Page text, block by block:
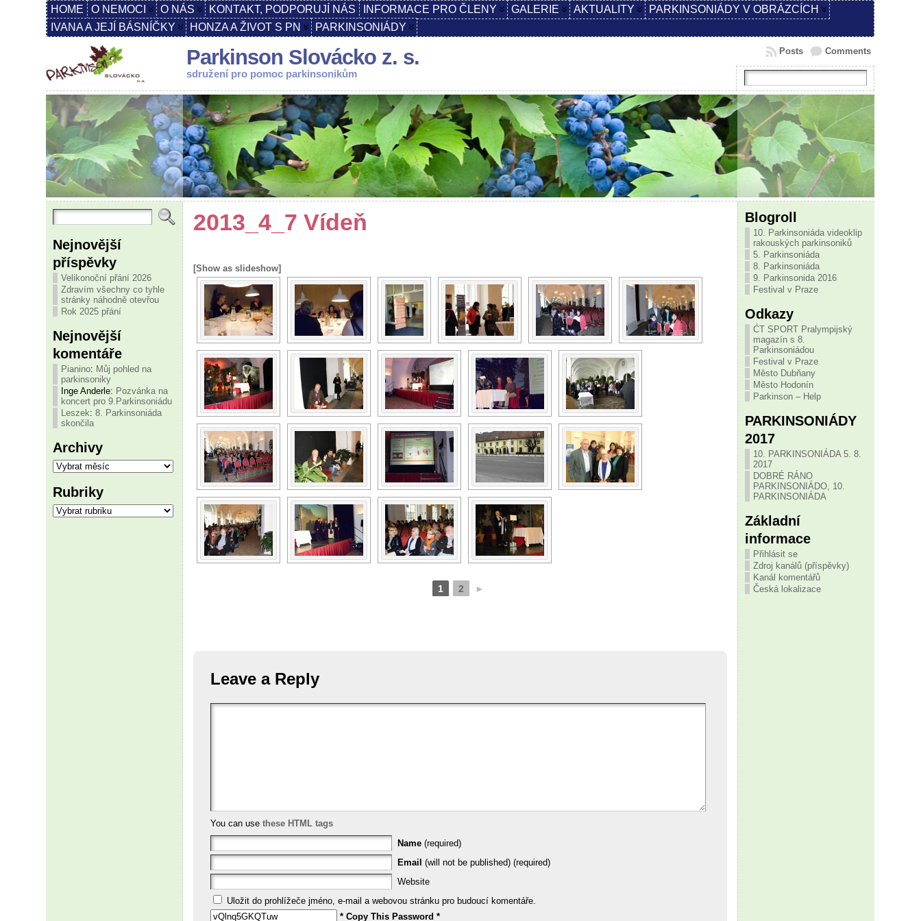
HOME O NEMOCI O NÁS KONTAKT, PODPORUJÍ NÁS INFORMACE PRO ČLENY GALERIE AKTUALITY
PARKINSONIÁDY V OBRÁZCÍCH
IVANA A JEJÍ BÁSNÍČKY
HONZA A ŽIVOT S PN PARKINSONIÁDY
Parkinson Slovácko z. s.
sdružení pro pomoc parkinsonikům
Comments
Posts
Nejnovější
příspěvky
Velikonoční přání 2026
Zdravím všechny co tyhle
stránky náhodně otevřou
Rok 2025 přání
Nejnovější
komentáře
Pianino: Můj pohled na
parkinsoniky
Inge Anderle: Pozvánka na
koncert pro 9.Parkinsoniádu
Leszek:8. Parkinsoniáda
skončila
Archivy
Archivy
Rubriky
Rubriky
2013_4_7 Vídeň
[Show as slideshow]
1 2 ►
Leave a Reply
You can usethese HTML tags
Name (required)
Email (will not be published) (required)
Website
Uložit do prohlížeče jméno, e-mail a webovou stránku pro budoucí komentáře.
* Copy This Password *
Blogroll
10. Parkinsoniáda videoklip
rakouských parkinsoniků
5. Parkinsoniáda
8. Parkinsoniáda
9. Parkinsonida 2016
Festival v Praze
Odkazy
ĆT SPORT Pralympijský
magazín s 8.
Parkinsoniádou
Festival v Praze
Město Dubňany
Město Hodonín
Parkinson – Help
PARKINSONIÁDY
2017
10. PARKINSONIÁDA 5. 8.
2017
DOBRÉ RÁNO
PARKINSONIÁDO, 10.
PARKINSONIÁDA
Základní
informace
Přihlásit se
Zdroj kanálů (příspěvky)
Kanál komentářů
Česká lokalizace